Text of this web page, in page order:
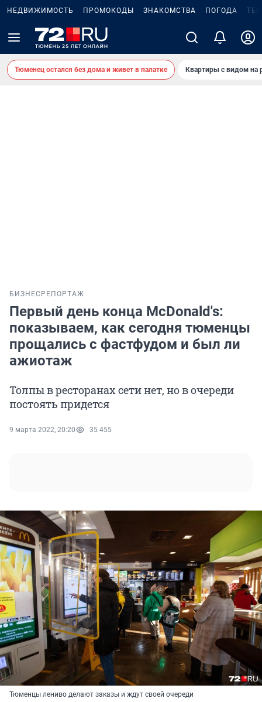
НЕДВИЖИМОСТЬ ПРОМОКОДЫ ЗНАКОМСТВА ПОГОДА
Тюменец остался без дома и живет в палатке Квартиры с видом на
БИЗНЕС РЕПОРТАЖ
Первый день конца McDonald's:
показываем, как сегодня тюменцы
прощались с фастфудом и был ли
ажиотаж
Толпы в ресторанах сети нет, но в очереди
постоять придется
9 марта 2022, 20:20 35 455
Тюменцы лениво делают заказы и ждут своей очереди